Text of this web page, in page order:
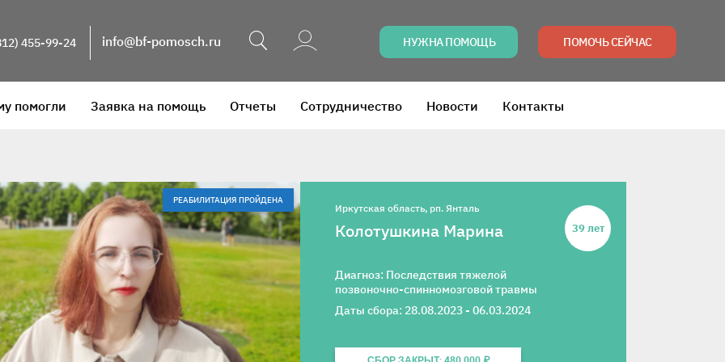
455-99-24 info@bf-pomosch.ru Поиск НУЖНА ПОМОЩЬ ПОМОЧЬ СЕЙЧАС
помогли Заявка на помощь Отчеты Сотрудничество Новости Контакты
РЕАБИЛИТАЦИЯ ПРОЙДЕНА
Иркутская область, рп. Янталь
Колотушкина Марина
Диагноз: Последствия тяжелой
позвоночно-спинномозговой травмы
Даты сбора: 28.08.2023 - 06.03.2024
СБОР ЗАКРЫТ: 480 000 ₽
39 лет